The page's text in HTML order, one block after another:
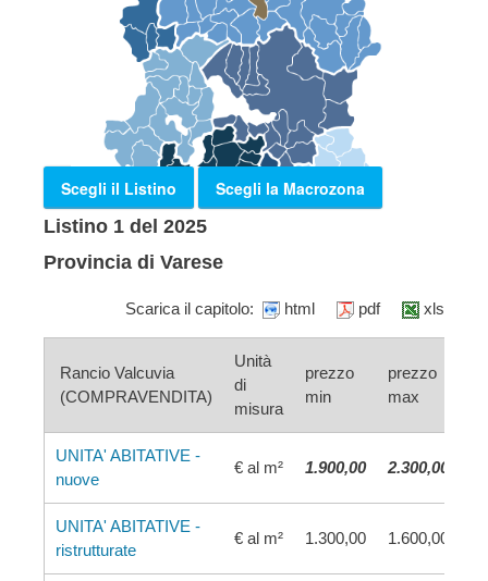
Scegli il Listino
Scegli la Macrozona
Listino 1 del 2025
Provincia di Varese
Scarica il capitolo: html pdf xls
Rancio Valcuvia
(COMPRAVENDITA)
Unità
di
misura
prezzo
min
prezzo
max
UNITA' ABITATIVE -
nuove
€ al m² 1.900,00 2.300,00
UNITA' ABITATIVE -
ristrutturate
€ al m² 1.300,00 1.600,00